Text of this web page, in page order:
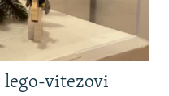
lego-vitezovi